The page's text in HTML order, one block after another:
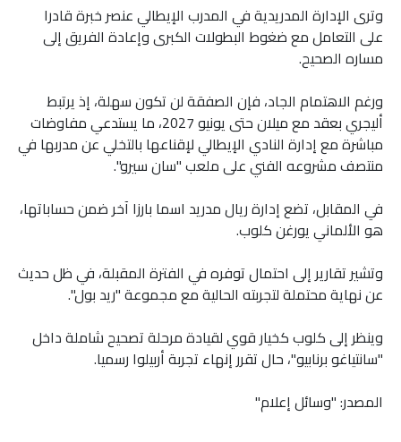
وترى الإدارة المدريدية في المدرب الإيطالي عنصر خبرة قادرا
على التعامل مع ضغوط البطولات الكبرى وإعادة الفريق إلى
مساره الصحيح.
ورغم الاهتمام الجاد، فإن الصفقة لن تكون سهلة، إذ يرتبط
أليجري بعقد مع ميلان حتى يونيو 2027، ما يستدعي مفاوضات
مباشرة مع إدارة النادي الإيطالي لإقناعها بالتخلي عن مدربها في
منتصف مشروعه الفني على ملعب "سان سيرو".
في المقابل، تضع إدارة ريال مدريد اسما بارزا آخر ضمن حساباتها،
هو الألماني يورغن كلوب.
وتشير تقارير إلى احتمال توفره في الفترة المقبلة، في ظل حديث
عن نهاية محتملة لتجربته الحالية مع مجموعة "ريد بول".
وينظر إلى كلوب كخيار قوي لقيادة مرحلة تصحيح شاملة داخل
"سانتياغو برنابيو"، حال تقرر إنهاء تجربة أربيلوا رسميا.
المصدر: "وسائل إعلام"